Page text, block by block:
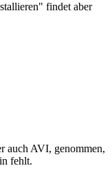
findet aber
auch AVI, genommen,
fehlt.